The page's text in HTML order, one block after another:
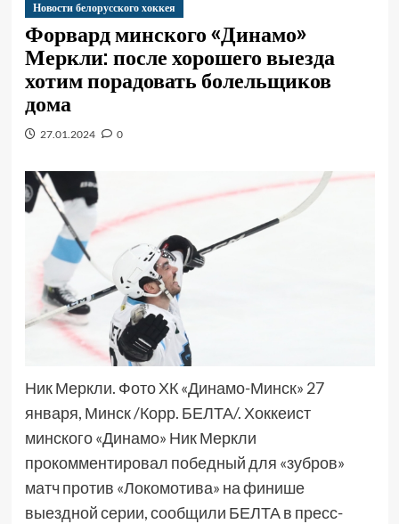
Новости белорусского хоккея
Форвард минского «Динамо»
Меркли: после хорошего выезда
хотим порадовать болельщиков
дома
27.01.2024 0
Ник Меркли. Фото ХК «Динамо-Минск» 27
января, Минск /Корр. БЕЛТА/. Хоккеист
минского «Динамо» Ник Меркли
прокомментировал победный для «зубров»
матч против «Локомотива» на финише
выездной серии, сообщили БЕЛТА в пресс-